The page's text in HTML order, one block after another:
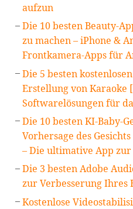
aufzun
Die 10 besten Beauty-
zu machen – iPhone &
Frontkamera-Apps für
Die 5 besten
Erstellung von Karaoke
Softwarelösungen für
Die 10 besten KI-Baby-
Vorhersage des
– Die ultimative App
Die 3 besten Adobe
zur Verbesserung Ihres
Kostenlose